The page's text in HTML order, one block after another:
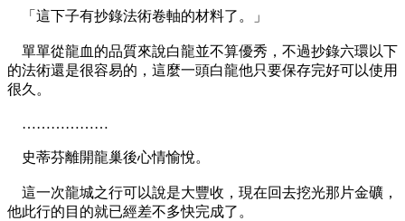
「這下子有抄錄法術卷軸的材料了。」
單單從龍血的品質來說白龍並不算優秀，不過抄錄六環以下
的法術還是很容易的，這麼一頭白龍他只要保存完好可以使用
很久。
………………
史蒂芬離開龍巢後心情愉悅。
這一次龍城之行可以說是大豐收，現在回去挖光那片金礦，
他此行的目的就已經差不多快完成了。